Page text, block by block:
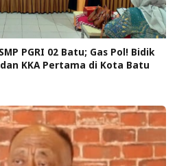
PGRI 02 Batu; Gas Pol! Bidik
KKA Pertama di Kota Batu